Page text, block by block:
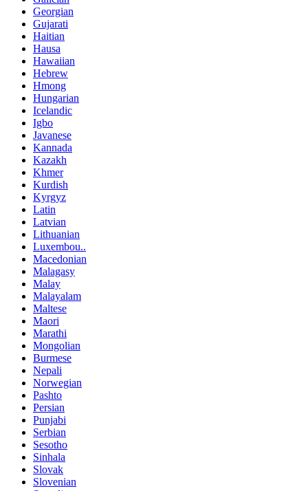
Georgian
Gujarati
Haitian
Hausa
Hawaiian
Hebrew
Hmong
Hungarian
Icelandic
Igbo
Javanese
Kannada
Kazakh
Khmer
Kurdish
Kyrgyz
Latin
Latvian
Lithuanian
Luxembou..
Macedonian
Malagasy
Malay
Malayalam
Maltese
Maori
Marathi
Mongolian
Burmese
Nepali
Norwegian
Pashto
Persian
Punjabi
Serbian
Sesotho
Sinhala
Slovak
Slovenian